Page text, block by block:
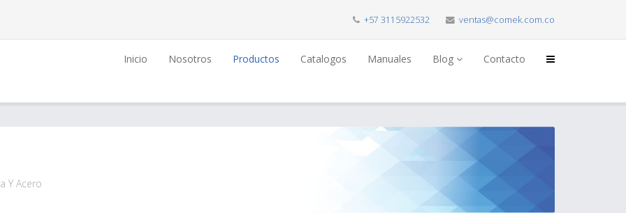
+57 3115922532 ventas@comek.com.co
Inicio Nosotros Productos Catalogos Manuales Blog Contacto
Y Acero